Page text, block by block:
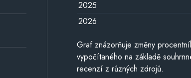
2025
2026
Graf znázorňuje změny
vypočítaného na základě
recenzí z různých zdrojů.